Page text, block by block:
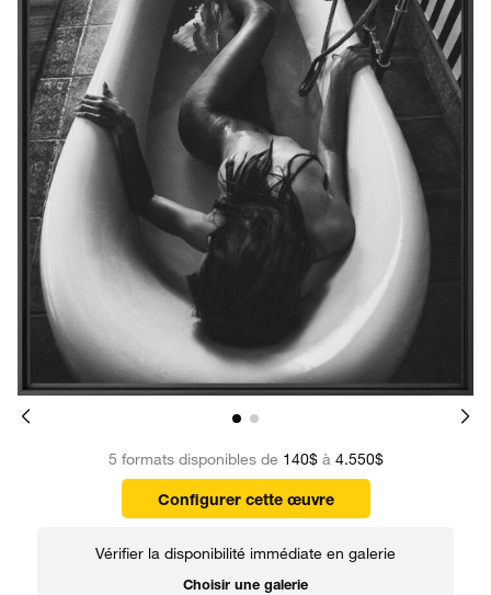
5 formats disponibles de 140$à 4.550$
Configurer cette œuvre
Vérifier la disponibilité immédiate en galerie
Choisir une galerie